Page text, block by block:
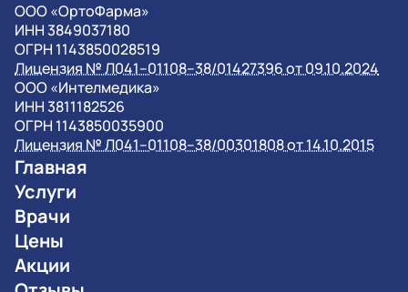
OOO «ОртоФарма»
ИНН 3849037180
ОГРН 1143850028519
Лицензия № Л041–01108–38/01427396 от 09.10.2024
OOO «Интелмедика»
ИНН 3811182526
ОГРН 1143850035900
Лицензия № Л041–01108–38/00301808 от 14.10.2015
Главная
Услуги
Врачи
Цены
Акции